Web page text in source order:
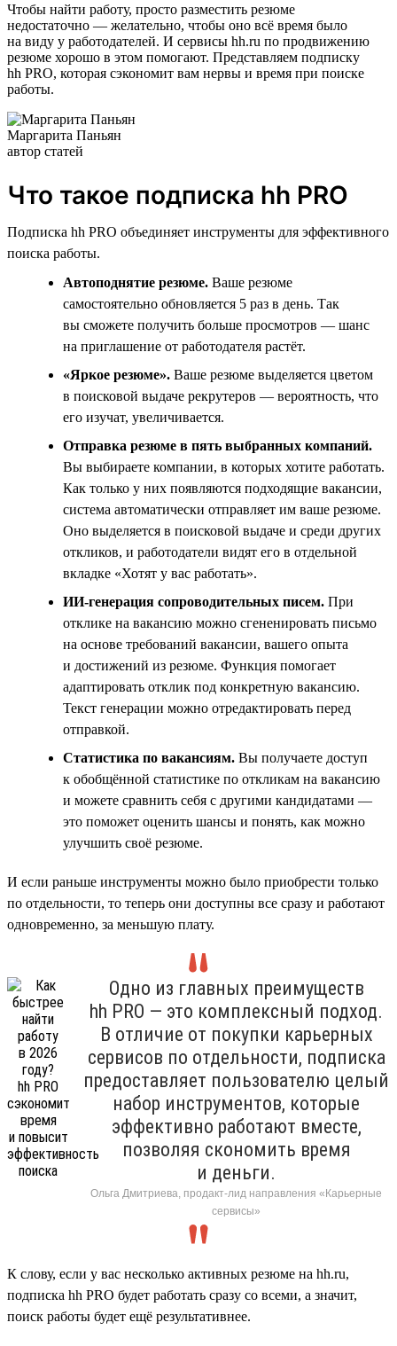
Чтобы найти работу, просто разместить резюме
недостаточно — желательно, чтобы оно всё время было
на виду у работодателей. И сервисы hh.ru по продвижению
резюме хорошо в этом помогают. Представляем подписку
hh PRO, которая сэкономит вам нервы и время при поиске
работы.
Маргарита Паньян
автор статей
Что такое подписка hh PRO
Подписка hh PRO объединяет инструменты для эффективного
поиска работы.
Автоподнятие резюме. Ваше резюме
самостоятельно обновляется 5 раз в день. Так
вы сможете получить больше просмотров — шанс
на приглашение от работодателя растёт.
«Яркое резюме». Ваше резюме выделяется цветом
в поисковой выдаче рекрутеров — вероятность, что
его изучат, увеличивается.
Отправка резюме в пять выбранных компаний.
Вы выбираете компании, в которых хотите работать.
Как только у них появляются подходящие вакансии,
система автоматически отправляет им ваше резюме.
Оно выделяется в поисковой выдаче и среди других
откликов, и работодатели видят его в отдельной
вкладке «Хотят у вас работать».
ИИ-генерация сопроводительных писем. При
отклике на вакансию можно сгененировать письмо
на основе требований вакансии, вашего опыта
и достижений из резюме. Функция помогает
адаптировать отклик под конкретную вакансию.
Текст генерации можно отредактировать перед
отправкой.
Статистика по вакансиям. Вы получаете доступ
к обобщённой статистике по откликам на вакансию
и можете сравнить себя с другими кандидатами —
это поможет оценить шансы и понять, как можно
улучшить своё резюме.
И если раньше инструменты можно было приобрести только
по отдельности, то теперь они доступны все сразу и работают
одновременно, за меньшую плату.
Одно из главных преимуществ
hh PRO — это комплексный подход.
В отличие от покупки карьерных
сервисов по отдельности, подписка
предоставляет пользователю целый
набор инструментов, которые
эффективно работают вместе,
позволяя скономить время
и деньги.
Ольга Дмитриева, продакт-лид направления «Карьерные
сервисы»
К слову, если у вас несколько активных резюме на hh.ru,
подписка hh PRO будет работать сразу со всеми, а значит,
поиск работы будет ещё результативнее.